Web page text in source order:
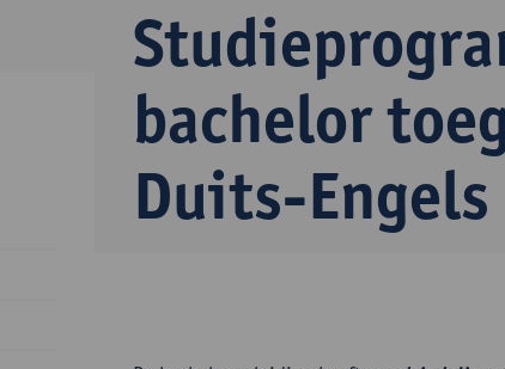
bachelor
Duits-Engels